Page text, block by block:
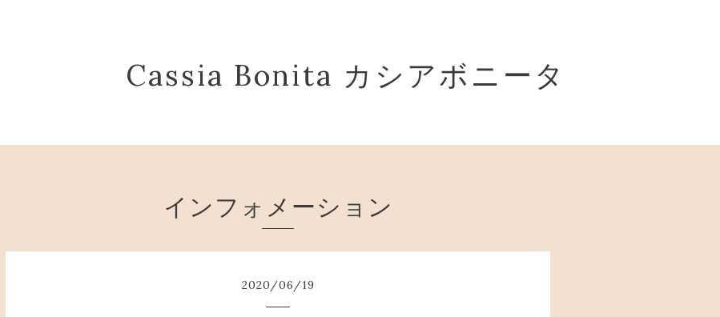
Cassia Bonita カシアボニータ
インフォメーション
2020/06/19